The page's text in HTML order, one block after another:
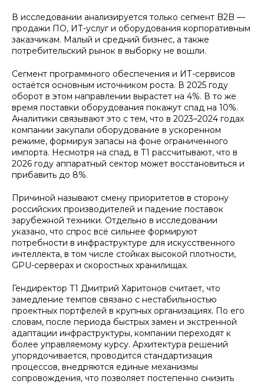
В исследовании анализируется только сегмент B2B —
продажи ПО, ИТ-услуг и оборудования корпоративным
заказчикам. Малый и средний бизнес, а также
потребительский рынок в выборку не вошли.
Сегмент программного обеспечения и ИТ-сервисов
остаётся основным источником роста. В 2025 году
оборот в этом направлении вырастет на 4%. В то же
время поставки оборудования покажут спад на 10%.
Аналитики связывают это с тем, что в 2023–2024 годах
компании закупали оборудование в ускоренном
режиме, формируя запасы на фоне ограниченного
импорта. Несмотря на спад, в T1 рассчитывают, что в
2026 году аппаратный сектор может восстановиться и
прибавить до 8%.
Причиной называют смену приоритетов в сторону
российских производителей и падение поставок
зарубежной техники. Отдельно в исследовании
указано, что спрос всё сильнее формируют
потребности в инфраструктуре для искусственного
интеллекта, в том числе стойках высокой плотности,
GPU-серверах и скоростных хранилищах.
Гендиректор T1 Дмитрий Харитонов считает, что
замедление темпов связано с нестабильностью
проектных портфелей в крупных организациях. По его
словам, после периода быстрых замен и экстренной
адаптации инфраструктуры, компании переходят к
более управляемому курсу. Архитектура решений
упорядочивается, проводится стандартизация
процессов, внедряются единые механизмы
сопровождения, что позволяет постепенно снизить